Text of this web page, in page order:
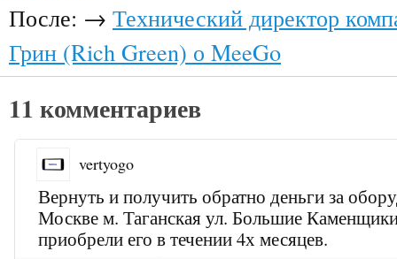
После: → Технический директор
Грин (Rich Green) о MeeGo
11 комментариев
vertyogo
Вернуть и получить обратно деньги за
Москве м. Таганская ул. Большие
приобрели его в течении 4х месяцев.